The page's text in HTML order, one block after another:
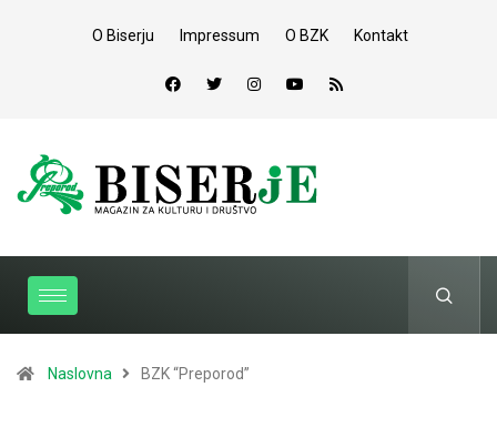
O Biserju Impressum O BZK Kontakt
Naslovna BZK “Preporod”